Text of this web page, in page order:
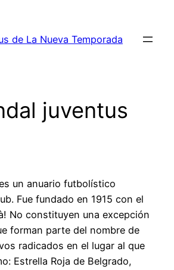
de La Nueva Temporada
juventus
un anuario futbolístico
Fue fundado en 1915 con el
No constituyen una excepción
forman parte del nombre de
radicados en el lugar al que
Estrella Roja de Belgrado,